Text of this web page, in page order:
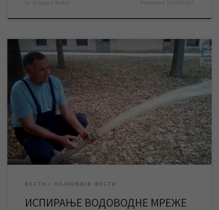
by Dragana Rašić Published 21/03/2017
Данас у току преподнева радници ЈКП „Водовод и
канализација“ вршиће испирање водоводне мреже у градском
насељу Доља – Црни Шор и делу насеља Дуваника у улицама
Патријарха Павла (бивша Штросмајерова), Славујска и
Железничка. Из тог разлога могуће је да ће у поменутом
насељу и наведеним улицама у преподневним часовима, док
[…]
ВЕСТИ НАЈНОВИЈЕ ВЕСТИ
ИСПИРАЊЕ ВОДОВОДНЕ МРЕЖЕ